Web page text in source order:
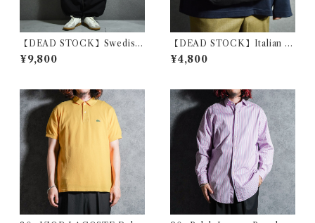
【DEAD STOCK】Swedish
Army Snow Camouflage P
ants Black スウェーデン軍 ス
¥9,800
【DEAD STOCK】Italian A
rmy Cotton Shoulder Bag
イタリア軍 コットン ショルダ
¥4,800